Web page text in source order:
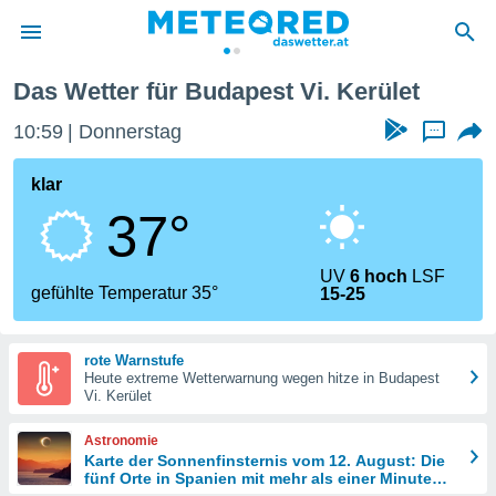
wurde
dass
sind.
diese
Das Wetter für Budapest Vi. Kerület
10:59 Donnerstag ...
klar
37°
gefühlte Temperatur 35°
UV6 hoch LSF
15-25
rote Warnstufe
Heute extreme Wetterwarnung wegen hitze in Budapest
Vi. Kerület
Astronomie
Karte der Sonnenfinsternis vom 12. August: Die
fünf Orte in Spanien mit mehr als einer Minute